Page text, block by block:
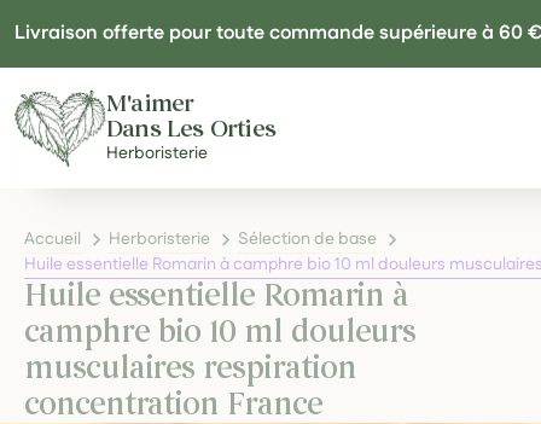
Livraison offerte pour toute commande supérieure à 60 €
M'aimer
Dans Les Orties
Herboristerie
Accueil Herboristerie
Sélection de base
Huile essentielle Romarin à camphre bio 10 ml douleurs
Huile essentielle Romarin à
camphre bio 10 ml douleurs
musculaires respiration
concentration France